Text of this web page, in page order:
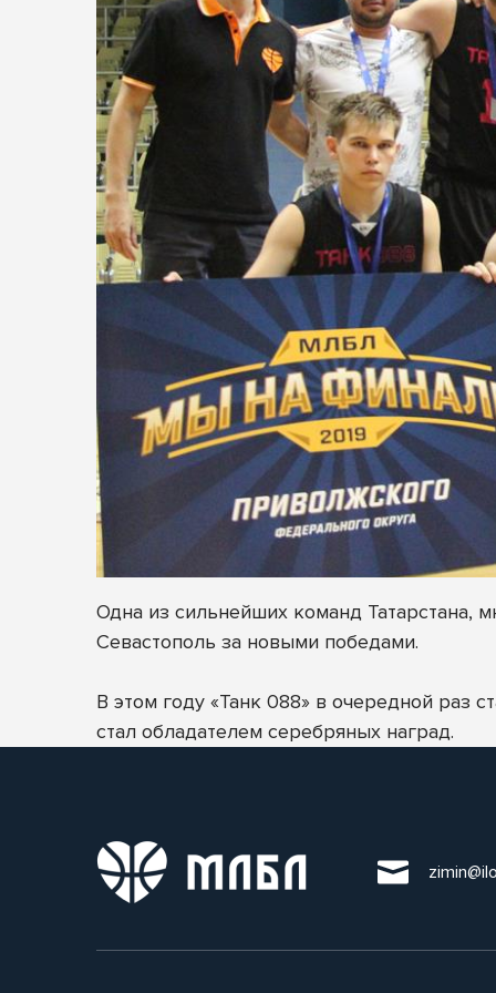
Одна из сильнейших команд Татарстана,
Севастополь за новыми победами.
В этом году «Танк 088» в очередной раз
стал обладателем серебряных наград.